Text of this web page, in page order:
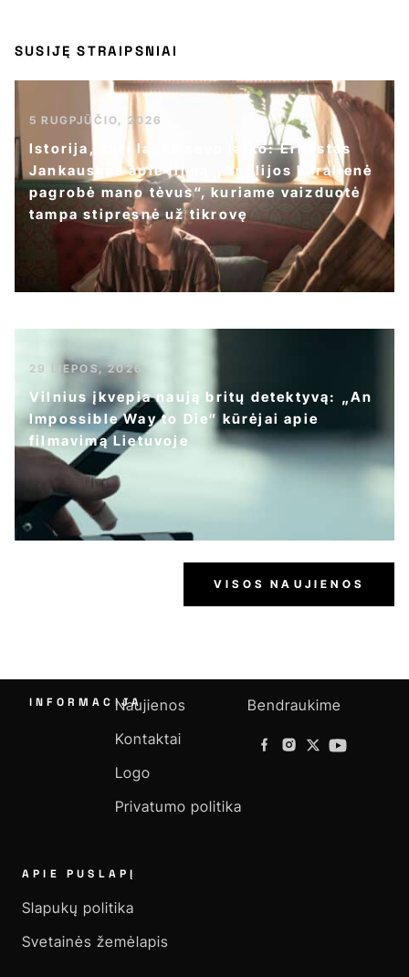
SUSIJĘ STRAIPSNIAI
5 RUGPJŪČIO, 2026
Istorija, kuri laukė savo laiko: Ernestas
Jankauskas apie filmą „Anglijos karalienė
pagrobė mano tėvus“, kuriame vaizduotė
tampa stipresnė už tikrovę
29 LIEPOS, 2026
Vilnius įkvepia naują britų detektyvą: „An
Impossible Way to Die“ kūrėjai apie
filmavimą Lietuvoje
VISOS NAUJIENOS
INFORMACIJANaujienos
Kontaktai
Logo
Privatumo politika
Bendraukime
APIE PUSLAPĮ
Slapukų politika
Svetainės žemėlapis